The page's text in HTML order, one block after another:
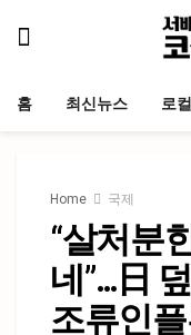
홈 최신뉴스 로컬
Home 국제
“살처분
네”…日
조류인